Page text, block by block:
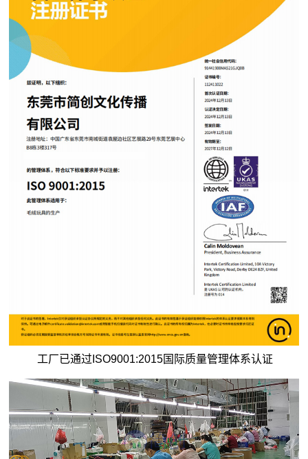
工厂已通过ISO9001:2015国际质量管理体系认证